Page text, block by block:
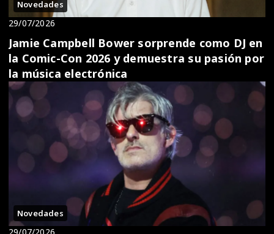
Novedades
29/07/2026
Jamie Campbell Bower sorprende como DJ en
la Comic-Con 2026 y demuestra su pasión por
la música electrónica
Novedades